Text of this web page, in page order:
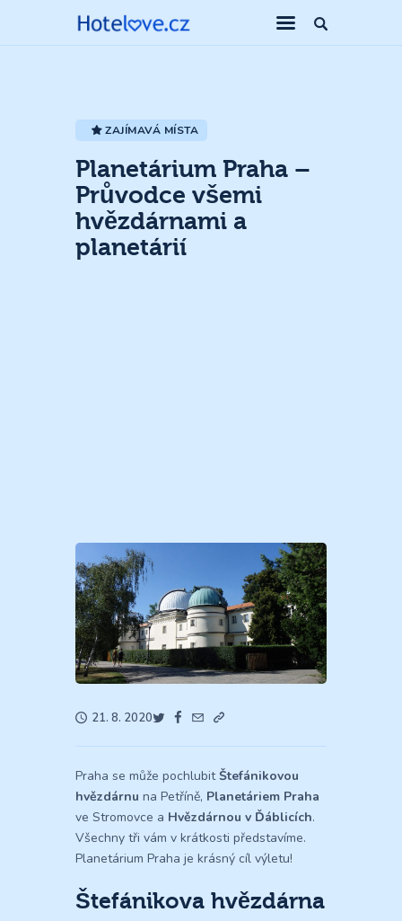
ZAJÍMAVÁ MÍSTA
Planetárium Praha –
Průvodce všemi
hvězdárnami a
planetárií
21. 8. 2020
Praha se může pochlubitŠtefánikovou
hvězdárnu na Petříně, Planetáriem Praha
ve Stromovce a Hvězdárnou v Ďáblicích.
Všechny tři vám v krátkosti představíme.
Planetárium Praha je krásný cíl výletu!
Štefánikova hvězdárna